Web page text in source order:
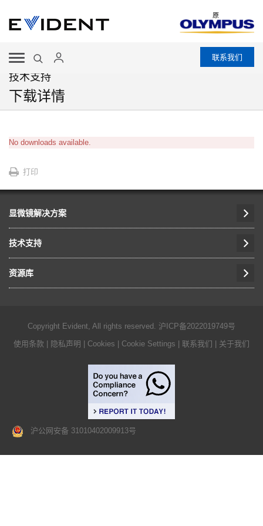
原
联系我们
技术支持
下载详情
No downloads available.
打印
显微镜解决方案
技术支持
资源库
Copyright Evident, All rights reserved. 沪ICP备2022019749号
使用条款
隐私声明 Cookies Cookie Settings 联系我们 关于我们
沪公网安备 31010402009913号